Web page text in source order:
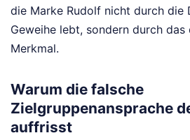
die Marke Rudolf nicht durch die
Geweihe lebt, sondern durch das
Merkmal.
Warum die falsche
Zielgruppenansprache
auffrisst